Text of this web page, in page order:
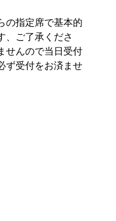
の指定席で基本的
、ご了承くださ
せんので当日受付
ず受付をお済ませ